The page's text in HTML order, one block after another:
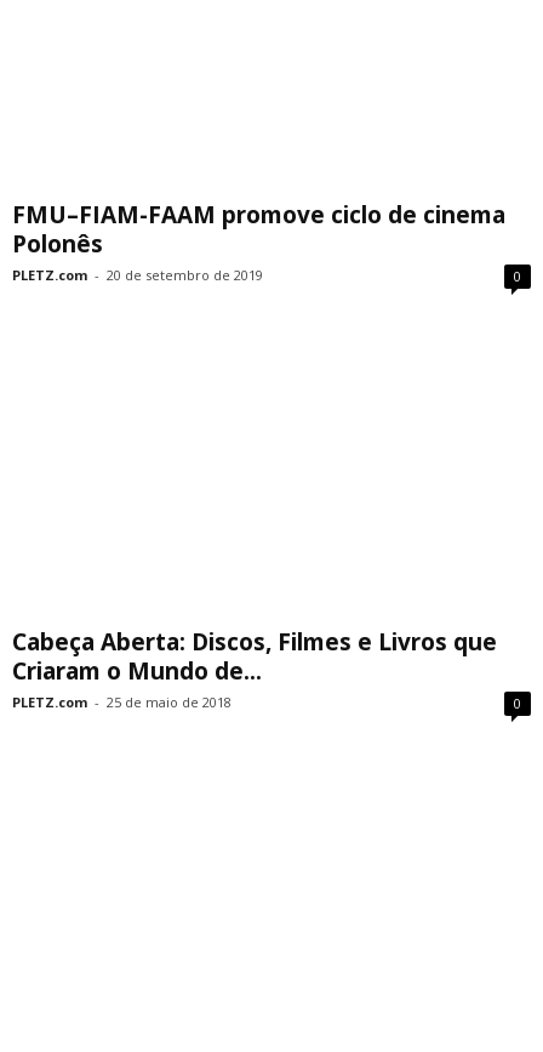
FMU–FIAM-FAAM promove ciclo de cinema
Polonês
PLETZ.com - 20 de setembro de 2019 0
Cabeça Aberta: Discos, Filmes e Livros que
Criaram o Mundo de...
PLETZ.com - 25 de maio de 2018 0